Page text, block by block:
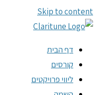
Skip to content
דף הבית
קורסים
ליווי פרויקטים